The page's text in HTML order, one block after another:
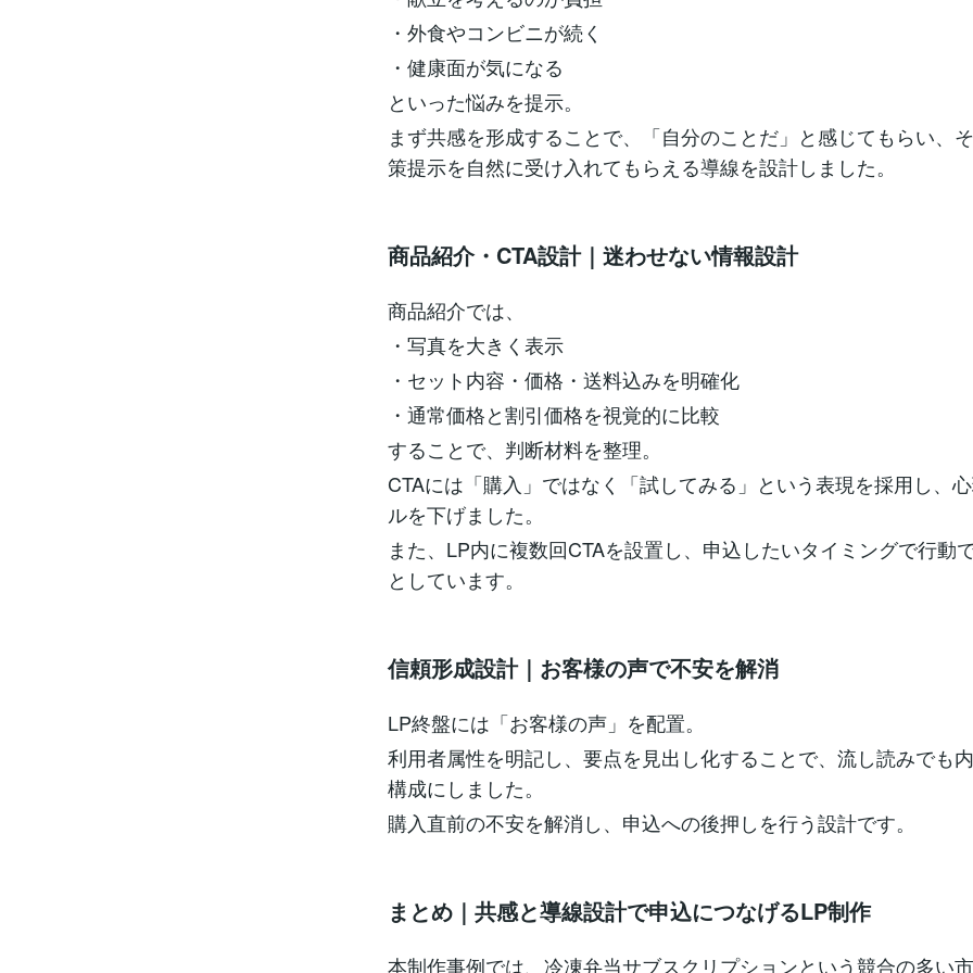
・外食やコンビニが続く
・健康面が気になる
といった悩みを提示。
まず共感を形成することで、「自分のことだ」と感じてもらい、
策提示を自然に受け入れてもらえる導線を設計しました。
商品紹介・CTA設計｜迷わせない情報設計
商品紹介では、
・写真を大きく表示
・セット内容・価格・送料込みを明確化
・通常価格と割引価格を視覚的に比較
することで、判断材料を整理。
CTAには「購入」ではなく「試してみる」という表現を採用し、
ルを下げました。
また、LP内に複数回CTAを設置し、申込したいタイミングで行動
としています。
信頼形成設計｜お客様の声で不安を解消
LP終盤には「お客様の声」を配置。
利用者属性を明記し、要点を見出し化することで、流し読みでも
構成にしました。
購入直前の不安を解消し、申込への後押しを行う設計です。
まとめ｜共感と導線設計で申込につなげるLP制作
本制作事例では、冷凍弁当サブスクリプションという競合の多い